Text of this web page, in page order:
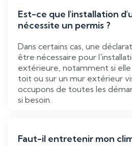
Est-ce que l'installation
nécessite un permis ?
Dans certains cas, une
être nécessaire pour
extérieure, notamment si elle
toit ou sur un mur extérieur
occupons de toutes les
si besoin.
Faut-il entretenir mon